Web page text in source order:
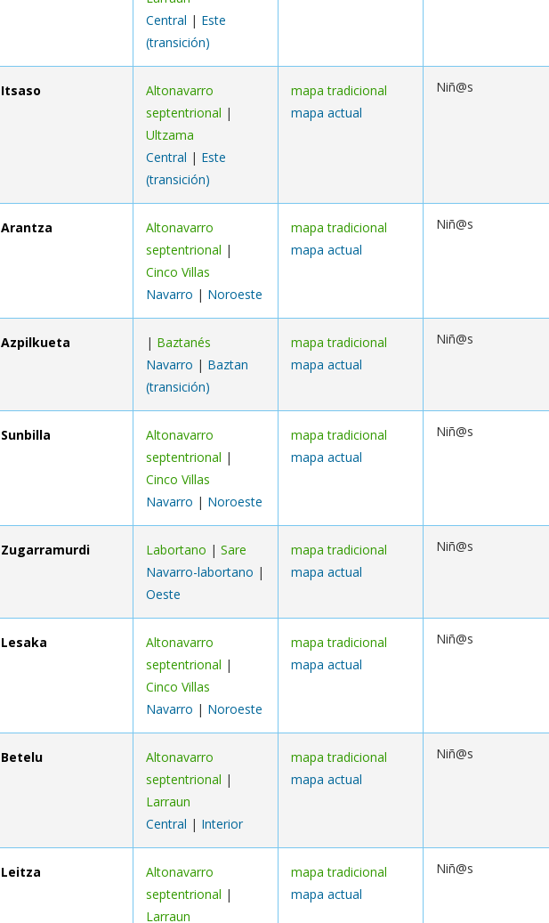
Central | Este
(transición)
Itsaso
Altonavarro
septentrional |
Ultzama
Central | Este
(transición)
mapa tradicional
mapa actual
Niñ@s
Arantza
Altonavarro
septentrional |
Cinco Villas
Navarro | Noroeste
mapa tradicional
mapa actual
Niñ@s
Azpilkueta | Baztanés
Navarro | Baztan
(transición)
mapa tradicional
mapa actual
Niñ@s
Sunbilla
Altonavarro
septentrional |
Cinco Villas
Navarro | Noroeste
mapa tradicional
mapa actual
Niñ@s
Zugarramurdi Labortano | Sare
Navarro-labortano |
Oeste
mapa tradicional
mapa actual
Niñ@s
Lesaka
Altonavarro
septentrional |
Cinco Villas
Navarro | Noroeste
mapa tradicional
mapa actual
Niñ@s
Betelu
Altonavarro
septentrional |
Larraun
Central | Interior
mapa tradicional
mapa actual
Niñ@s
Leitza
Altonavarro
septentrional |
Larraun
mapa tradicional
mapa actual
Niñ@s